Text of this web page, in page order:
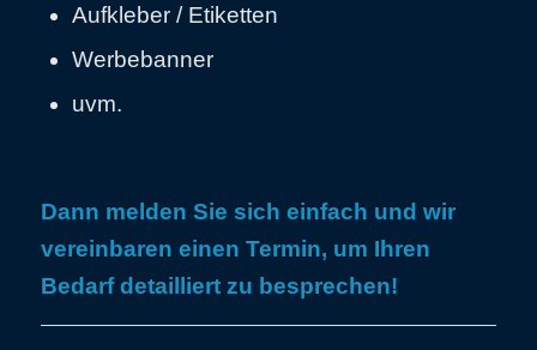
Aufkleber / Etiketten
Werbebanner
uvm.
Dann melden Sie sich einfach und wir
vereinbaren einen Termin, um Ihren
Bedarf detailliert zu besprechen!